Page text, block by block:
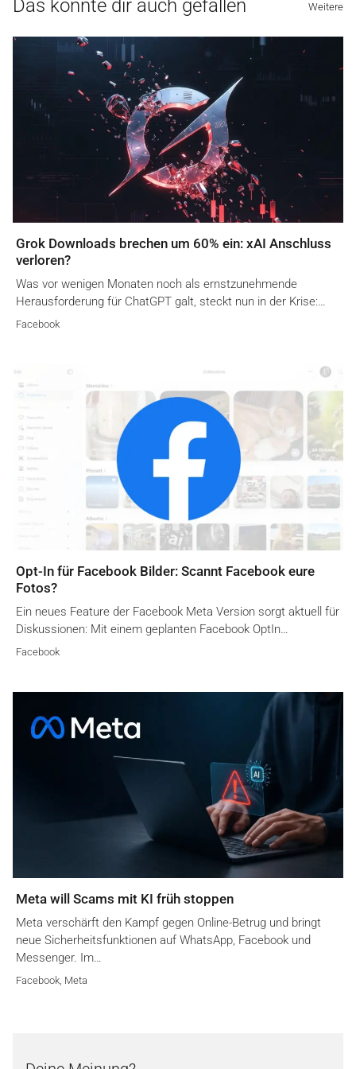
Das könnte dir auch gefallen Weitere
Grok Downloads brechen um 60% ein: xAI Anschluss
verloren?
Was vor wenigen Monaten noch als ernstzunehmende
Herausforderung für ChatGPT galt, steckt nun in der Krise:…
Facebook
Opt-In für Facebook Bilder: Scannt Facebook eure
Fotos?
Ein neues Feature der Facebook Meta Version sorgt aktuell für
Diskussionen: Mit einem geplanten Facebook OptIn…
Facebook
Meta will Scams mit KI früh stoppen
Meta verschärft den Kampf gegen Online-Betrug und bringt
neue Sicherheitsfunktionen auf WhatsApp, Facebook und
Messenger. Im…
Facebook, Meta